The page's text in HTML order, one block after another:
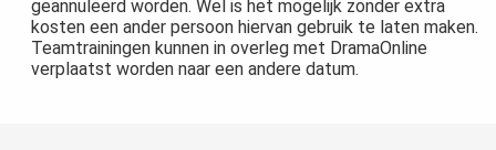
geannuleerd worden. Wel is het mogelijk zonder extra
kosten een ander persoon hiervan gebruik te laten maken.
Teamtrainingen kunnen in overleg met DramaOnline
verplaatst worden naar een andere datum.